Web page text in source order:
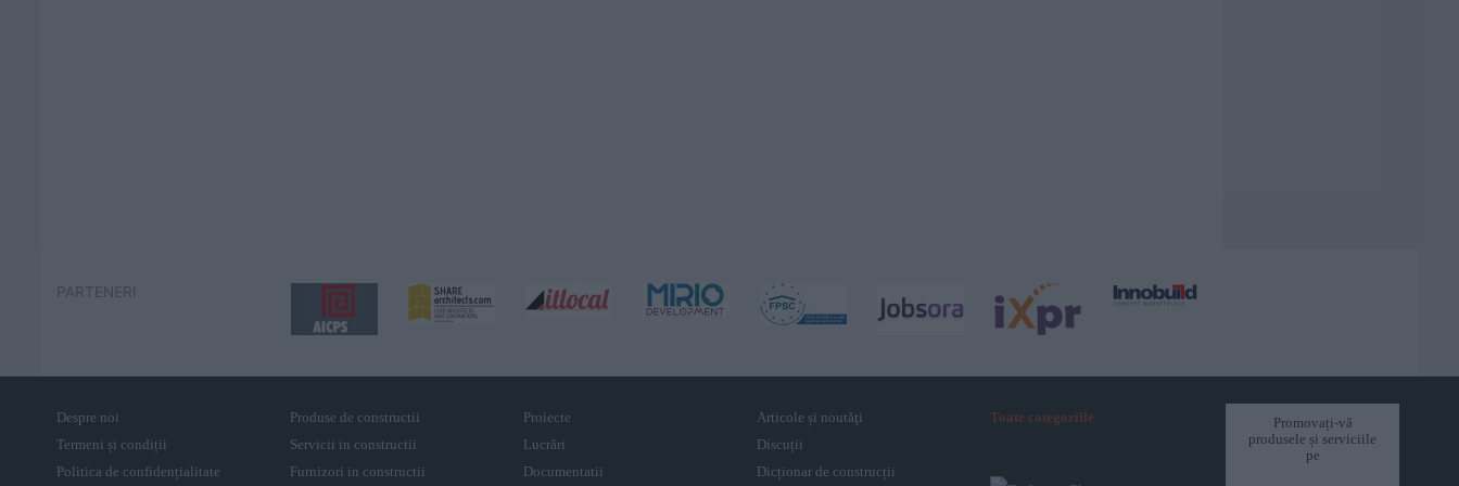
PARTENERI
Despre noi
Termeni și condiții
Politica de confidențialitate
Produse de constructii
Servicii in constructii
Furnizori in constructii
Proiecte
Lucrări
Documentatii
Articole și noutăţi
Discuții
Dicționar de construcții
Toate categoriile
Promovați-vă
produsele și serviciile
pe